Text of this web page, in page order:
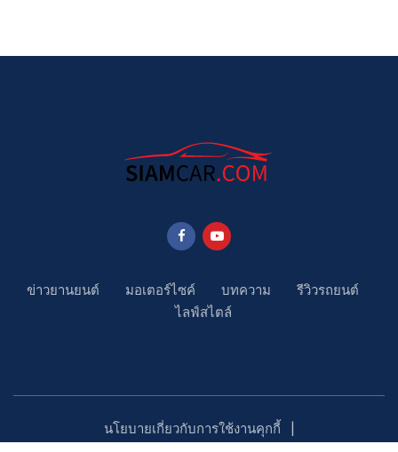
ข่าวยานยนต์ มอเตอร์ไซค์ บทความ
รีวิวรถยนต์
ไลฟ์สไตล์
นโยบายเกี่ยวกับการใช้งานคุกกี้